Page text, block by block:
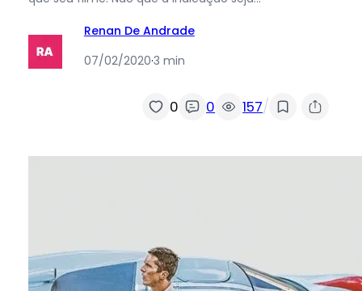
Renan De Andrade
07/02/2020·3 min
0 0 157/